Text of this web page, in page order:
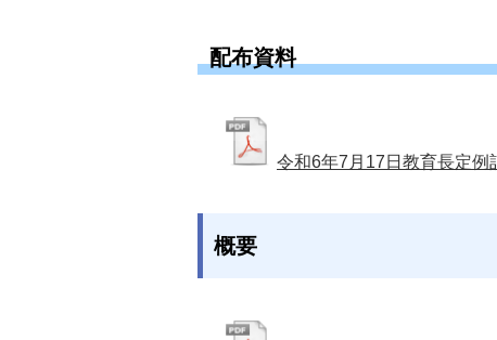
配布資料
令和6年7月17日教育長定例
概要